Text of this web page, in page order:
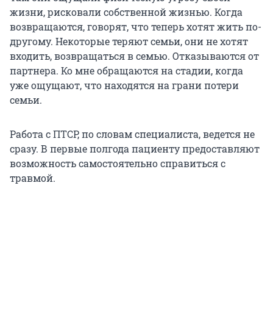
жизни, рисковали собственной жизнью. Когда
возвращаются, говорят, что теперь хотят жить по-
другому. Некоторые теряют семьи, они не хотят
входить, возвращаться в семью. Отказываются от
партнера. Ко мне обращаются на стадии, когда
уже ощущают, что находятся на грани потери
семьи.
Работа с ПТСР, по словам специалиста, ведется не
сразу. В первые полгода пациенту предоставляют
возможность самостоятельно справиться с
травмой.